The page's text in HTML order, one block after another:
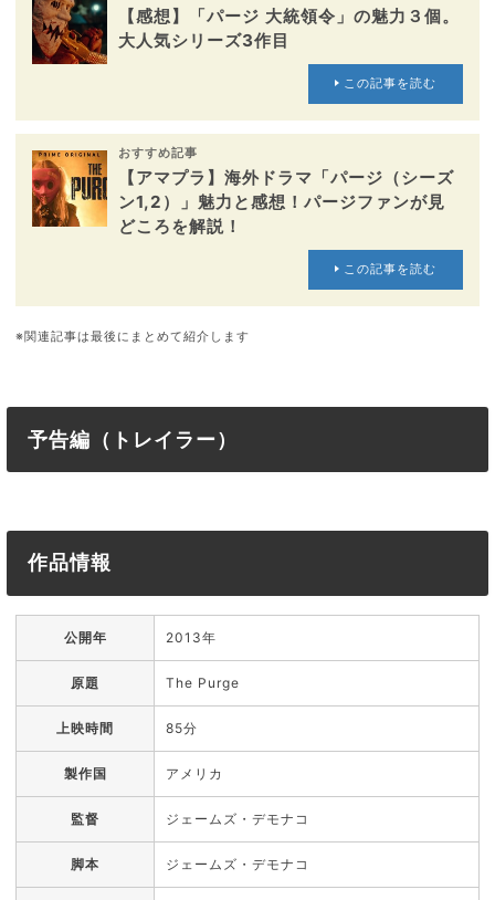
【感想】「パージ 大統領令」の魅力３個。
大人気シリーズ3作目
この記事を読む
おすすめ記事
【アマプラ】海外ドラマ「パージ（シーズ
ン1,2）」魅力と感想！パージファンが見
どころを解説！
この記事を読む
※関連記事は最後にまとめて紹介します
予告編（トレイラー）
作品情報
公開年 2013年
原題 The Purge
上映時間 85分
製作国 アメリカ
監督 ジェームズ・デモナコ
脚本 ジェームズ・デモナコ